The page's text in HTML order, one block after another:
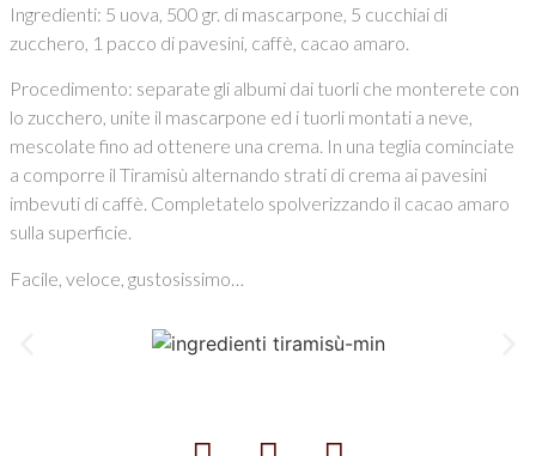
Ingredienti: 5 uova, 500 gr. di mascarpone, 5 cucchiai di
zucchero, 1 pacco di pavesini, caffè, cacao amaro.
Procedimento: separate gli albumi dai tuorli che monterete con
lo zucchero, unite il mascarpone ed i tuorli montati a neve,
mescolate fino ad ottenere una crema. In una teglia cominciate
a comporre il Tiramisù alternando strati di crema ai pavesini
imbevuti di caffè. Completatelo spolverizzando il cacao amaro
sulla superficie.
Facile, veloce, gustosissimo…